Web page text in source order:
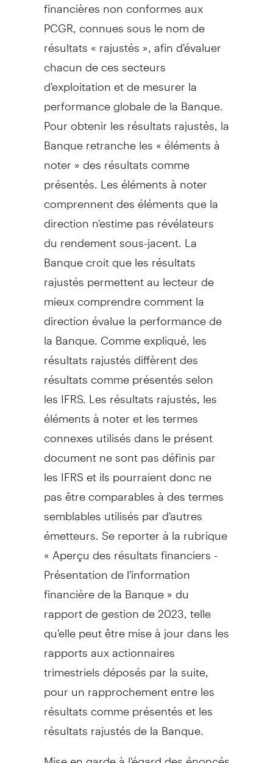
PCGR, connues sous le nom de
résultats « rajustés », afin d'évaluer
chacun de ces secteurs
d'exploitation et de mesurer la
performance globale de la Banque.
Pour obtenir les résultats rajustés, la
Banque retranche les « éléments à
noter » des résultats comme
présentés. Les éléments à noter
comprennent des éléments que la
direction n'estime pas révélateurs
du rendement sous-jacent. La
Banque croit que les résultats
rajustés permettent au lecteur de
mieux comprendre comment la
direction évalue la performance de
la Banque. Comme expliqué, les
résultats rajustés diffèrent des
résultats comme présentés selon
les IFRS. Les résultats rajustés, les
éléments à noter et les termes
connexes utilisés dans le présent
document ne sont pas définis par
les IFRS et ils pourraient donc ne
pas être comparables à des termes
semblables utilisés par d'autres
émetteurs. Se reporter à la rubrique
« Aperçu des résultats financiers -
Présentation de l'information
financière de la Banque » du
rapport de gestion de 2023, telle
qu'elle peut être mise à jour dans les
rapports aux actionnaires
trimestriels déposés par la suite,
pour un rapprochement entre les
résultats comme présentés et les
résultats rajustés de la Banque.
Mise en garde à l'égard des énoncés